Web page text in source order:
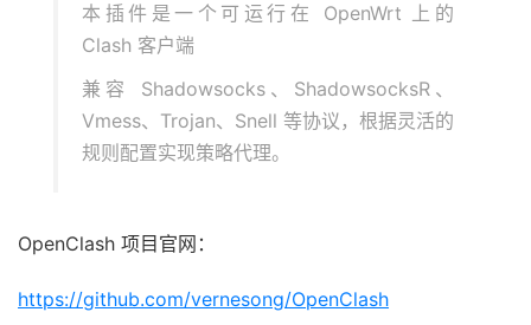
本插件是一个可运行在 OpenWrt 上的
Clash 客户端
兼容 Shadowsocks、ShadowsocksR、
Vmess、Trojan、Snell 等协议，根据灵活的
规则配置实现策略代理。
OpenClash 项目官网：
https://github.com/vernesong/OpenClash